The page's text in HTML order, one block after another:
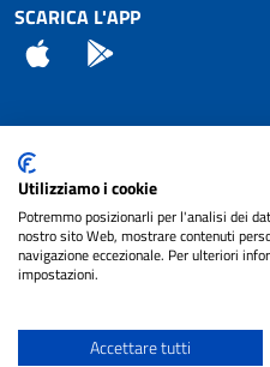
SCARICA L'APP
App Store
Attuazione Misure PNRR
Piano di miglioramento del sito
Note legali
cura diNET SMART
Utilizziamo i cookie
Potremmo posizionarli per l'analisi dei
nostro sito Web, mostrare contenuti
navigazione eccezionale. Per ulteriori
impostazioni.
Accettare tutti